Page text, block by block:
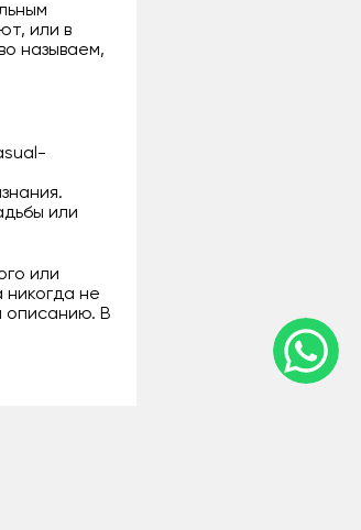
или в
называем,
или
или
никогда не
описанию. В